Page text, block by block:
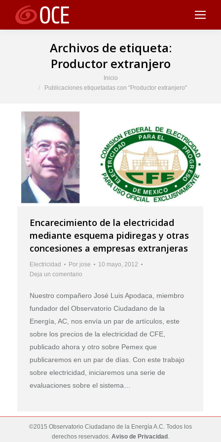
Archivos de etiqueta:
Productor extranjero
Inicio
Publicaciones etiquetadas con "Productor extranjero"
Encarecimiento de la electricidad
mediante esquema pidiregas y otras
concesiones a empresas extranjeras
Electricidad Por jose
10 mayo, 2012
Deja un comentario
Nuestro compañero José Luis Apodaca, miembro
fundador del Observatorio Ciudadano de la
Energía, AC, nos envía un par de artículos, este
sobre los precios de la electricidad de CFE,
publicado ahora y otro sobre Pemex que
publicaremos en un par de días. Con este trabajo
sobre electricidad, iniciaremos una serie de
evaluaciones sobre el sistema…
©2015 Observatorio Ciudadano de la Energía A.C. Todos los
derechos reservados. Aviso de Privacidad